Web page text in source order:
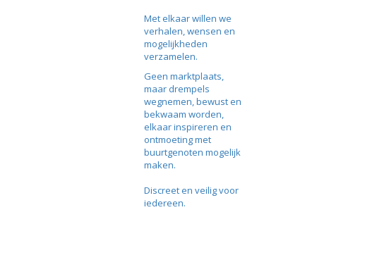
Met elkaar willen we
verhalen, wensen en
mogelijkheden
verzamelen.
Geen marktplaats,
maar drempels
wegnemen, bewust en
bekwaam worden,
elkaar inspireren en
ontmoeting met
buurtgenoten mogelijk
maken.
Discreet en veilig voor
iedereen.